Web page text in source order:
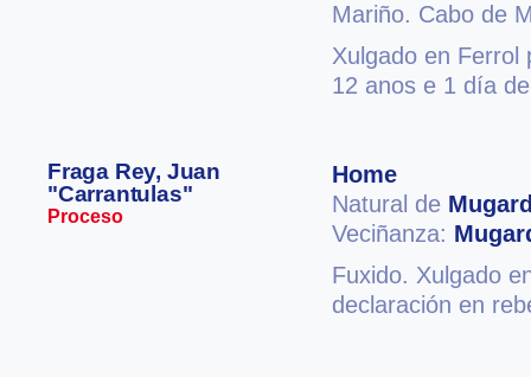
Mariño. Cabo de
Xulgado en Ferrol
12 anos e 1 día
Fraga Rey, Juan
"Carrantulas"
Proceso
Home
Natural de
Veciñanza:
Fuxido. Xulgado
declaración en